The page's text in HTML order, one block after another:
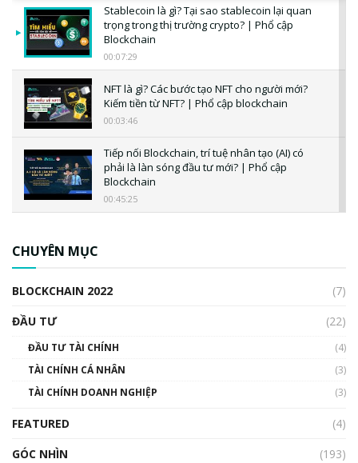
Stablecoin là gì? Tại sao stablecoin lại quan
trọng trong thị trường crypto? | Phổ cập
Blockchain
00:07:29
NFT là gì? Các bước tạo NFT cho người mới?
Kiếm tiền từ NFT? | Phổ cập blockchain
00:03:46
Tiếp nối Blockchain, trí tuệ nhân tạo (AI) có
phải là làn sóng đầu tư mới? | Phổ cập
Blockchain
00:45:25
00:02:14
Nhìn lại năm 2022: Những sự kiện ảnh hưởng
đến hệ sinh thái tiền mã hoá | Phổ cập
CHUYÊN MỤC
BLOCKCHAIN 2022
(7)
ĐẦU TƯ
(22)
ĐẦU TƯ TÀI CHÍNH
(4)
TÀI CHÍNH CÁ NHÂN
(3)
TÀI CHÍNH DOANH NGHIỆP
(3)
FEATURED
(4)
GÓC NHÌN
(193)